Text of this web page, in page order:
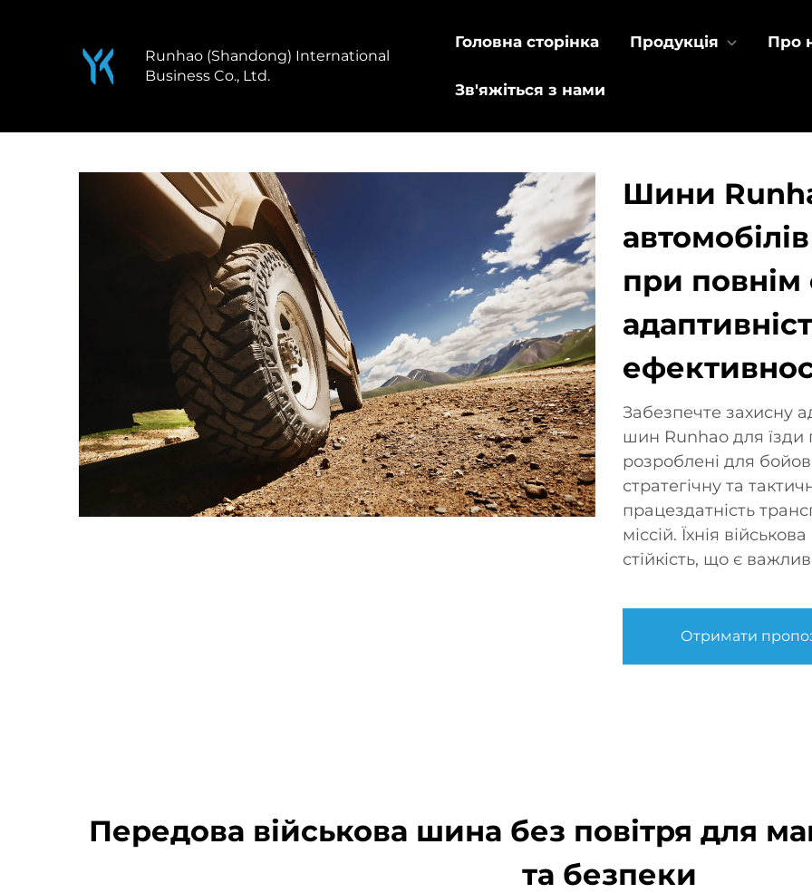
Runhao (Shandong) International
Business Co., Ltd.
Головна сторінка Продукція Про
Зв'яжіться з нами
Шини
при повнім
Забезпечте захисну
шин Runhao для їзди
розроблені для
стратегічну та
працездатність
міссій. Їхнія
стійкість, що є
Отримати
Передова військова шина без повітря для
та безпеки